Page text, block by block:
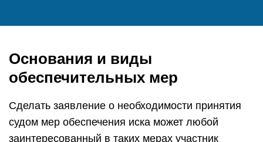
Основания и виды
обеспечительных мер
Сделать заявление о необходимости принятия
судом мер обеспечения иска может любой
заинтересованный в таких мерах участник